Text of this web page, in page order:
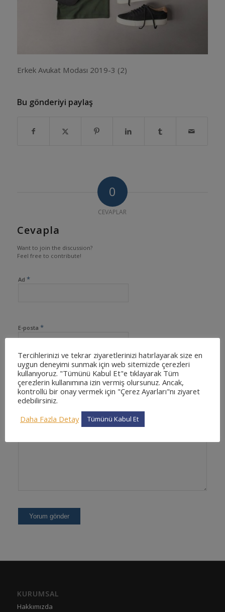
Erkek Avukat Modası 2019-3 (2)
Bu gönderiyi paylaş
0
CEVAPLAR
Cevapla
Want to join the discussion?
Feel free to contribute!
Ad *
E-posta *
İnternet sitesi
KURUMSAL
Hakkımızda
Tercihlerinizi ve tekrar ziyaretlerinizi hatırlayarak size en
uygun deneyimi sunmak için web sitemizde çerezleri
kullanıyoruz. "Tümünü Kabul Et"e tıklayarak Tüm
çerezlerin kullanımına izin vermiş olursunuz. Ancak,
kontrollü bir onay vermek için "Çerez Ayarları"nı ziyaret
edebilirsiniz.
Daha Fazla Detay
Tümünü Kabul Et